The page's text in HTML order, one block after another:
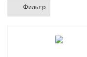
Фильтр